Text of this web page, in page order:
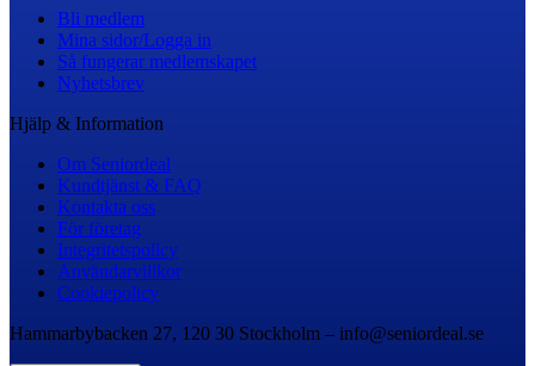
Bli medlem
Mina sidor/Logga in
Så fungerar medlemskapet
Nyhetsbrev
Hjälp & Information
Om Seniordeal
Kundtjänst & FAQ
Kontakta oss
För företag
Integritetspolicy
Användarvillkor
Cookiepolicy
Hammarbybacken 27, 120 30 Stockholm – info@seniordeal.se